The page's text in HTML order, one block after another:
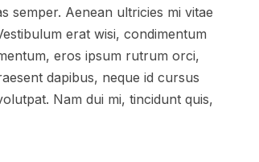
semper. Aenean ultricies mi vitae
erat wisi, condimentum
eros ipsum rutrum orci,
dapibus, neque id cursus
Nam dui mi, tincidunt quis,